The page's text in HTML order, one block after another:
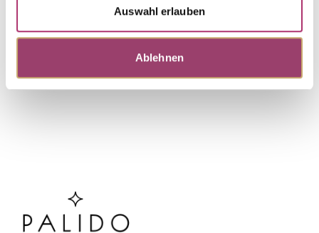
Auswahl erlauben
Ablehnen
Discover more pieces.